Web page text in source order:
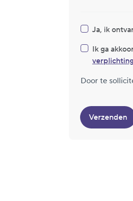
Ja, ik
Ik ga
Door te
Verzenden